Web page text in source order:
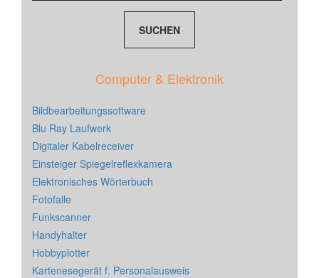
Computer & Elektronik
Bildbearbeitungssoftware
Blu Ray Laufwerk
Digitaler Kabelreceiver
Einsteiger Spiegelreflexkamera
Elektronisches Wörterbuch
Fotofalle
Funkscanner
Handyhalter
Hobbyplotter
Kartenesegerät f. Personalausweis